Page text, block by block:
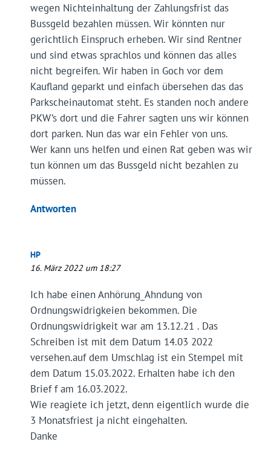
wegen Nichteinhaltung der Zahlungsfrist das
Bussgeld bezahlen müssen. Wir könnten nur
gerichtlich Einspruch erheben. Wir sind Rentner
und sind etwas sprachlos und können das alles
nicht begreifen. Wir haben in Goch vor dem
Kaufland geparkt und einfach übersehen das das
Parkscheinautomat steht. Es standen noch andere
PKW’s dort und die Fahrer sagten uns wir können
dort parken. Nun das war ein Fehler von uns.
Wer kann uns helfen und einen Rat geben was wir
tun können um das Bussgeld nicht bezahlen zu
müssen.
Antworten
HP
16. März 2022 um 18:27
Ich habe einen Anhörung_Ahndung von
Ordnungswidrigkeien bekommen. Die
Ordnungswidrigkeit war am 13.12.21 . Das
Schreiben ist mit dem Datum 14.03 2022
versehen.auf dem Umschlag ist ein Stempel mit
dem Datum 15.03.2022. Erhalten habe ich den
Brief f am 16.03.2022.
Wie reagiete ich jetzt, denn eigentlich wurde die
3 Monatsfriest ja nicht eingehalten.
Danke